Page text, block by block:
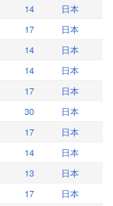
14
日本
17
日本
14
日本
14
日本
17
日本
30
日本
17
日本
14
日本
13
日本
17
日本